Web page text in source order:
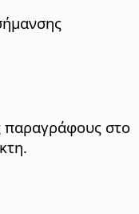
παραγράφους στο